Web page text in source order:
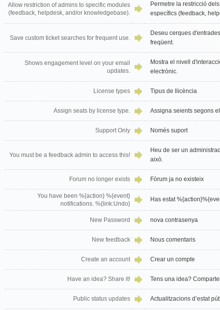
Allow restriction of admins to specific modules
(feedback, helpdesk, and/or knowledgebase).
Permetre la restricció
específics (feedback,
Save custom ticket searches for frequent use.
Deseu cerques
freqüent.
Shows engagement level on your email
updates.
Mostra el nivell
electrònic.
License types Tipus de llicència
Assign seats by license type. Assigna seients segons
Support Only Només suport
You must be a feedback admin to access this!
Heu de ser un
això.
Forum no longer exists Fòrum ja no existeix
You have been %{action} %{event}
notifications. %{link:Undo}
Has estat
New Password nova contrasenya
New feedback Nous comentaris
Create an account Crear un compte
Have an idea? Share it! Tens una idea?
Public status updates Actualitzacions d’estat